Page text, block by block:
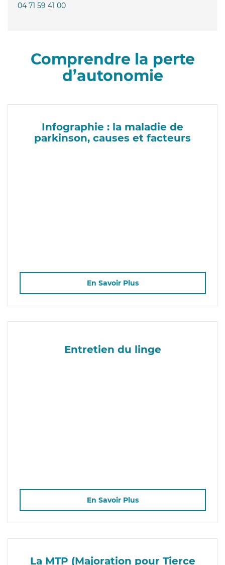
04 71 59 41 00
Comprendre la perte
d’autonomie
Infographie : la maladie de
parkinson, causes et facteurs
En Savoir Plus
Entretien du linge
En Savoir Plus
La MTP (Majoration pour Tierce